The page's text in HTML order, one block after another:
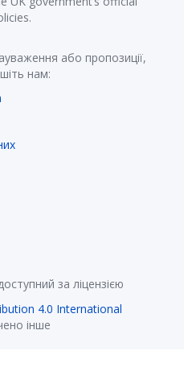
або пропозиції,
нам:
за ліцензією
4.0 International
інше